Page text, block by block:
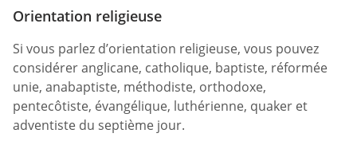
Orientation religieuse
Si vous parlez d’orientation religieuse, vous pouvez
considérer anglicane, catholique, baptiste, réformée
unie, anabaptiste, méthodiste, orthodoxe,
pentecôtiste, évangélique, luthérienne, quaker et
adventiste du septième jour.